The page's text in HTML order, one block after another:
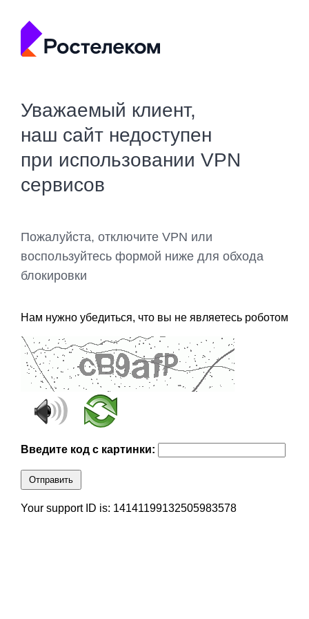
Уважаемый клиент,
наш сайт недоступен
при использовании VPN
сервисов
Пожалуйста, отключите VPN или
воспользуйтесь формой ниже для обхода
блокировки
Нам нужно убедиться, что вы не являетесь роботом
Введите код с картинки:
Отправить
Your support ID is: 14141199132505983578